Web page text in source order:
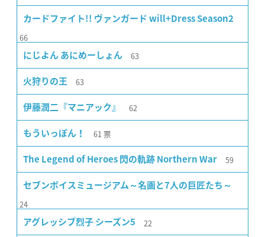
カードファイト!! ヴァンガード will+Dress Season2
66
にじよん あにめーしょん 63
火狩りの王 63
伊藤潤二『マニアック』 62
もういっぽん！ 61 票
The Legend of Heroes 閃の軌跡 Northern War 59
セブンボイスミュージアム～名画と7人の巨匠たち～
24
アグレッシブ烈子 シーズン5 22